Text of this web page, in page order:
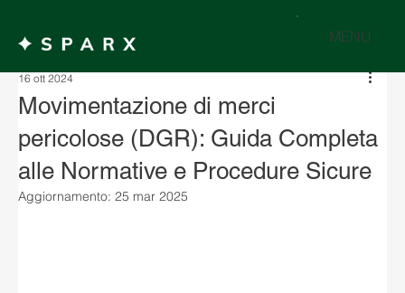
MENU
Movimentazione di merci
pericolose (DGR): Guida Completa
alle Normative e Procedure Sicure
16 ott 2024
Aggiornamento: 25 mar 2025